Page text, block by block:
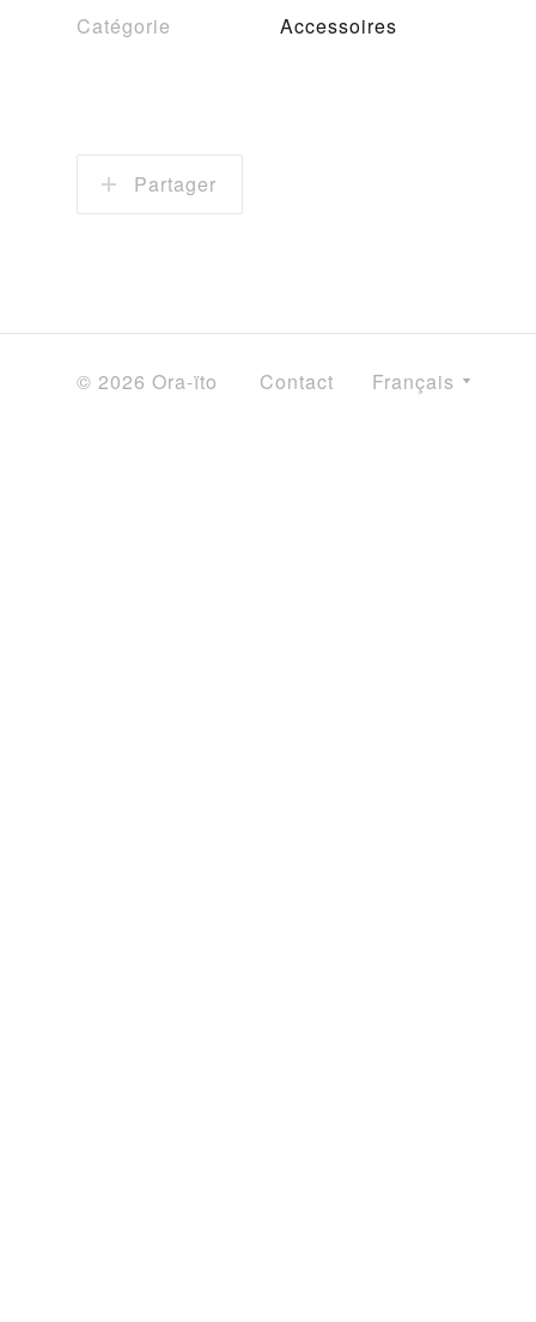
Catégorie
Accessoires
Partager
© 2026 Ora-ïto Contact Français